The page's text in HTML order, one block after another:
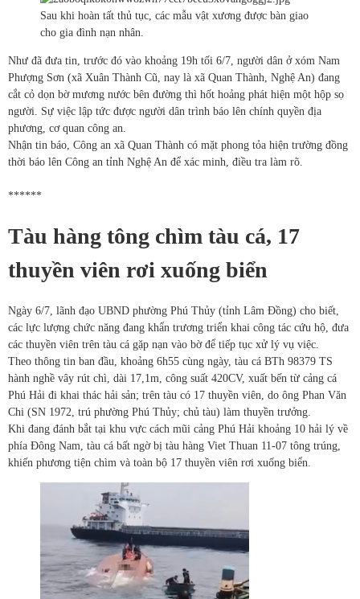
Sau khi hoàn tất thủ tục, các mẫu vật xương được bàn giao
cho gia đình nạn nhân.
Như đã đưa tin, trước đó vào khoảng 19h tối 6/7, người dân ở xóm Nam
Phượng Sơn (xã Xuân Thành Cũ, nay là xã Quan Thành, Nghệ An) đang
cắt cỏ dọn bờ mương nước bên đường thì hốt hoảng phát hiện một hộp sọ
người. Sự việc lập tức được người dân trình báo lên chính quyền địa
phương, cơ quan công an.
Nhận tin báo, Công an xã Quan Thành có mặt phong tỏa hiện trường đồng
thời báo lên Công an tỉnh Nghệ An để xác minh, điều tra làm rõ.
******
Tàu hàng tông chìm tàu cá, 17
thuyền viên rơi xuống biển
Ngày 6/7, lãnh đạo UBND phường Phú Thủy (tỉnh Lâm Đồng) cho biết,
các lực lượng chức năng đang khẩn trương triển khai công tác cứu hộ, đưa
các thuyền viên trên tàu cá gặp nạn vào bờ để tiếp tục xử lý vụ việc.
Theo thông tin ban đầu, khoảng 6h55 cùng ngày, tàu cá BTh 98379 TS
hành nghề vây rút chì, dài 17,1m, công suất 420CV, xuất bến từ cảng cá
Phú Hải đi khai thác hải sản; trên tàu có 17 thuyền viên, do ông Phan Văn
Chi (SN 1972, trú phường Phú Thủy; chủ tàu) làm thuyền trưởng.
Khi đang đánh bắt tại khu vực cách mũi cảng Phú Hải khoảng 10 hải lý về
phía Đông Nam, tàu cá bất ngờ bị tàu hàng Viet Thuan 11-07 tông trúng,
khiến phương tiện chìm và toàn bộ 17 thuyền viên rơi xuống biển.